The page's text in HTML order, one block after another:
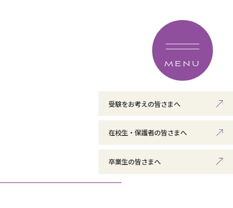
MENU
受験をお考えの皆さまへ
在校生・保護者の皆さまへ
卒業生の皆さまへ